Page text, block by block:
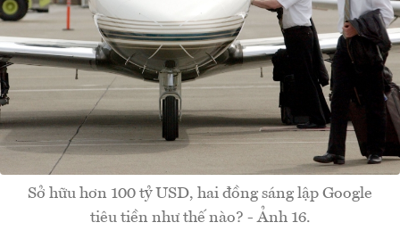
Sở hữu hơn 100 tỷ USD, hai đồng sáng lập Google
tiêu tiền như thế nào? - Ảnh 16.